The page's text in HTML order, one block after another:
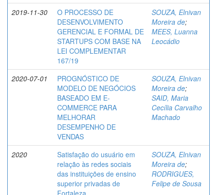
2019-11-30
O PROCESSO DE
DESENVOLVIMENTO
GERENCIAL E FORMAL DE
STARTUPS COM BASE NA
LEI COMPLEMENTAR
167/19
SOUZA, Elnivan
Moreira de;
MEES, Luanna
Leocádio
2020-07-01
PROGNÓSTICO DE
MODELO DE NEGÓCIOS
BASEADO EM E-
COMMERCE PARA
MELHORAR
DESEMPENHO DE
VENDAS
SOUZA, Elnivan
Moreira de;
SAID, Maria
Cecília Carvalho
Machado
2020
Satisfação do usuário em
relação às redes sociais
das instituições de ensino
superior privadas de
SOUZA, Elnivan
Moreira de;
RODRIGUES,
Felipe de Sousa